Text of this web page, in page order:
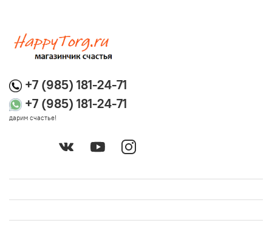
+7 (985) 181-24-71
+7 (985) 181-24-71
дарим счастье!